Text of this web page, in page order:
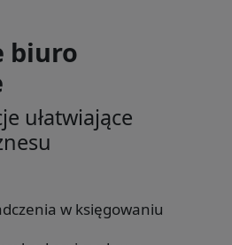
biuro
ułatwiające
w księgowaniu